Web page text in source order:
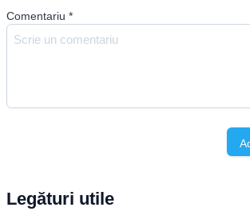
Comentariu *
Legături utile